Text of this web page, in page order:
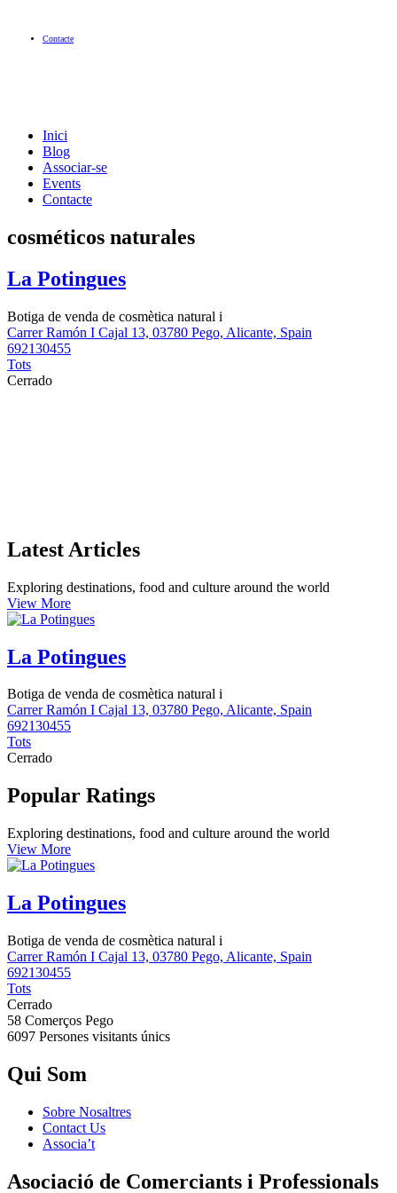
Contacte
Inici
Blog
Associar-se
Events
Contacte
cosméticos naturales
La Potingues
Botiga de venda de cosmètica natural i
Carrer Ramón I Cajal 13, 03780 Pego, Alicante, Spain
692130455
Tots
Cerrado
Latest Articles
Exploring destinations, food and culture around the world
View More
La Potingues
Botiga de venda de cosmètica natural i
Carrer Ramón I Cajal 13, 03780 Pego, Alicante, Spain
692130455
Tots
Cerrado
Popular Ratings
Exploring destinations, food and culture around the world
View More
La Potingues
Botiga de venda de cosmètica natural i
Carrer Ramón I Cajal 13, 03780 Pego, Alicante, Spain
692130455
Tots
Cerrado
58 Comerços Pego
6097 Persones visitants únics
Qui Som
Sobre Nosaltres
Contact Us
Associa’t
Asociació de Comerciants i Professionals